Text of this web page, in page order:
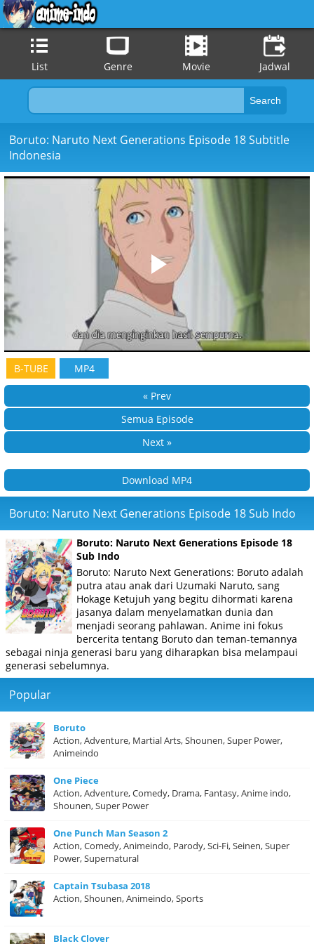
List Genre Movie Jadwal
Boruto: Naruto Next Generations Episode 18 Subtitle
Indonesia
B-TUBE MP4
« Prev
Semua Episode
Next »
Download MP4
Boruto: Naruto Next Generations Episode 18 Sub Indo
Boruto: Naruto Next Generations Episode 18
Sub Indo
Boruto: Naruto Next Generations: Boruto adalah
putra atau anak dari Uzumaki Naruto, sang
Hokage Ketujuh yang begitu dihormati karena
jasanya dalam menyelamatkan dunia dan
menjadi seorang pahlawan. Anime ini fokus
bercerita tentang Boruto dan teman-temannya
sebagai ninja generasi baru yang diharapkan bisa melampaui
generasi sebelumnya.
Popular
Boruto
Action, Adventure, Martial Arts, Shounen, Super Power,
Animeindo
One Piece
Action, Adventure, Comedy, Drama, Fantasy, Anime indo,
Shounen, Super Power
One Punch Man Season 2
Action, Comedy, Animeindo, Parody, Sci-Fi, Seinen, Super
Power, Supernatural
Captain Tsubasa 2018
Action, Shounen, Animeindo, Sports
Black Clover